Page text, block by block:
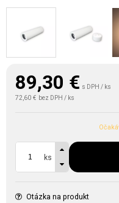
89,30 € s DPH / ks
72,60 € bez DPH / ks
ks
Otázka na produkt